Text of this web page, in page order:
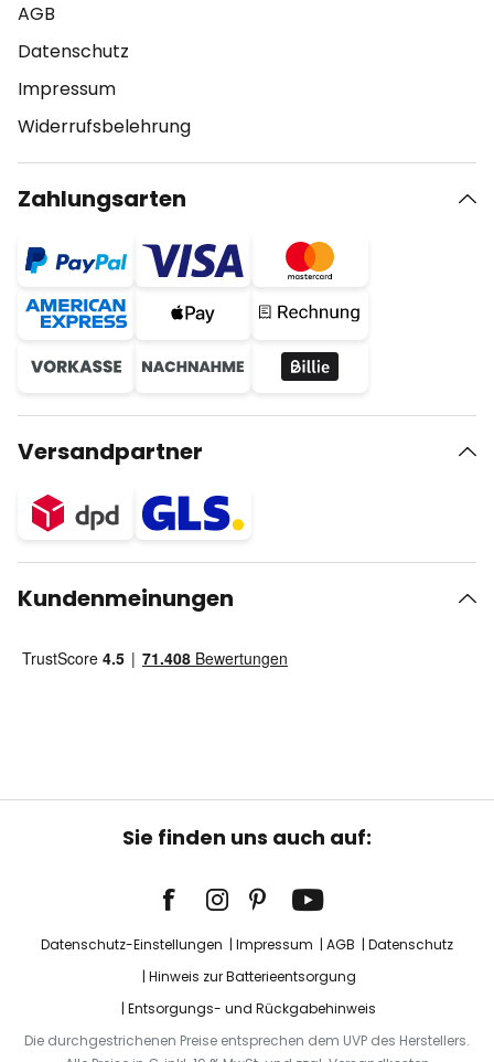
AGB
Datenschutz
Impressum
Widerrufsbelehrung
Zahlungsarten
Versandpartner
Kundenmeinungen
Sie finden uns auch auf:
Datenschutz-Einstellungen Impressum AGB
Datenschutz
Hinweis zur Batterieentsorgung
Entsorgungs- und Rückgabehinweis
Die durchgestrichenen Preise entsprechen dem UVP des Herstellers.